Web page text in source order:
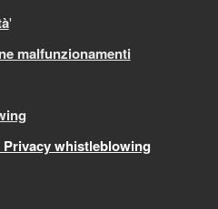
'
malfunzionamenti
whistleblowing